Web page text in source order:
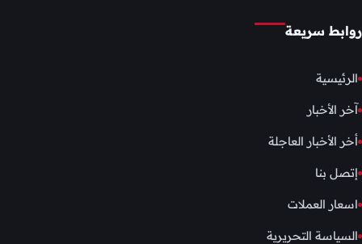
روابط سريعة
الرئيسية
آخر الأخبار
أخر الأخبار العاجلة
إتصل بنا
اسعار العملات
السياسة التحريرية